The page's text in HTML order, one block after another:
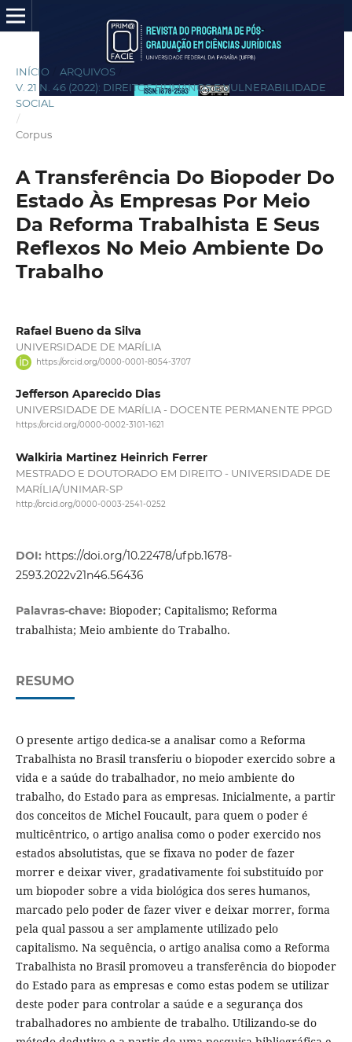
INÍCIO ARQUIVOS
V. 21 N. 46 (2022): DIREITOS HUMANOS E VULNERABILIDADE
SOCIAL
/
Corpus
A Transferência Do Biopoder Do
Estado Às Empresas Por Meio
Da Reforma Trabalhista E Seus
Reflexos No Meio Ambiente Do
Trabalho
Rafael Bueno da Silva
UNIVERSIDADE DE MARÍLIA
https://orcid.org/0000-0001-8054-3707
Jefferson Aparecido Dias
UNIVERSIDADE DE MARÍLIA - DOCENTE PERMANENTE PPGD
https://orcid.org/0000-0002-3101-1621
Walkiria Martinez Heinrich Ferrer
MESTRADO E DOUTORADO EM DIREITO - UNIVERSIDADE DE
MARÍLIA/UNIMAR-SP
http://orcid.org/0000-0003-2541-0252
DOI: https://doi.org/10.22478/ufpb.1678-
2593.2022v21n46.56436
Palavras-chave: Biopoder; Capitalismo; Reforma
trabalhista; Meio ambiente do Trabalho.
RESUMO
O presente artigo dedica-se a analisar como a Reforma
Trabalhista no Brasil transferiu o biopoder exercido sobre a
vida e a saúde do trabalhador, no meio ambiente do
trabalho, do Estado para as empresas. Inicialmente, a partir
dos conceitos de Michel Foucault, para quem o poder é
multicêntrico, o artigo analisa como o poder exercido nos
estados absolutistas, que se fixava no poder de fazer
morrer e deixar viver, gradativamente foi substituído por
um biopoder sobre a vida biológica dos seres humanos,
marcado pelo poder de fazer viver e deixar morrer, forma
pela qual passou a ser amplamente utilizado pelo
capitalismo. Na sequência, o artigo analisa como a Reforma
Trabalhista no Brasil promoveu a transferência do biopoder
do Estado para as empresas e como estas podem se utilizar
deste poder para controlar a saúde e a segurança dos
trabalhadores no ambiente de trabalho. Utilizando-se do